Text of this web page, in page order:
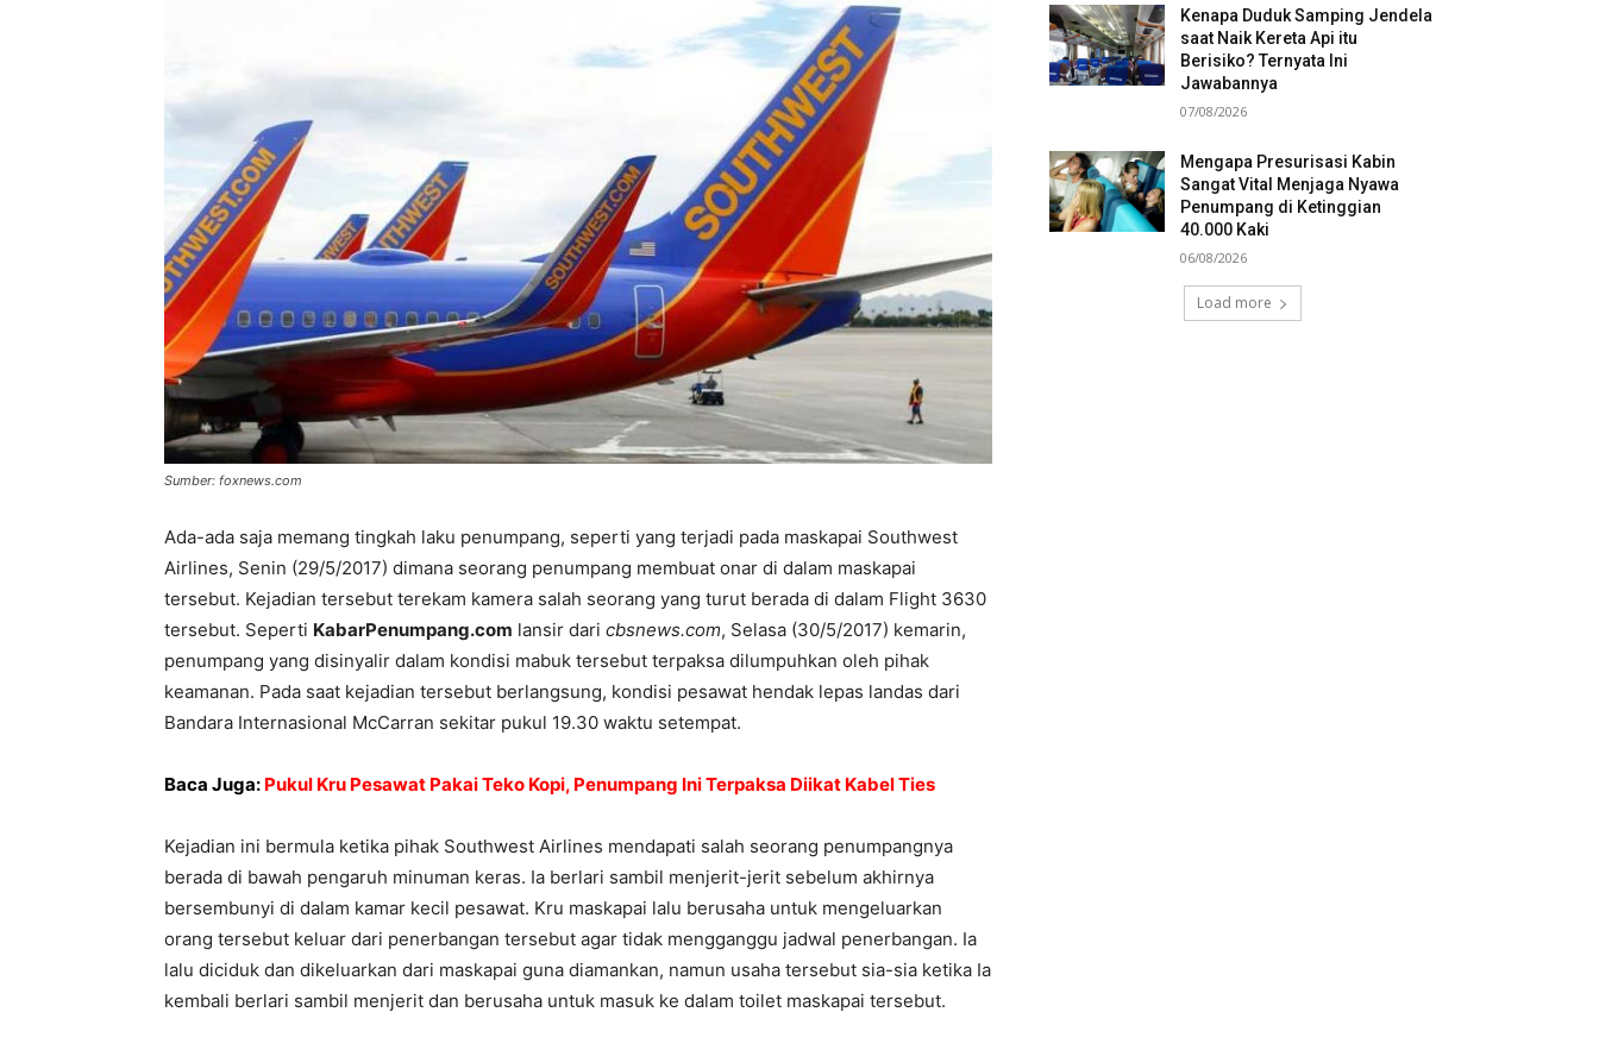
Sumber: foxnews.com
Ada-ada saja memang tingkah laku penumpang, seperti yang terjadi pada maskapai Southwest
Airlines, Senin (29/5/2017) dimana seorang penumpang membuat onar di dalam maskapai
tersebut. Kejadian tersebut terekam kamera salah seorang yang turut berada di dalam Flight 3630
tersebut. Seperti KabarPenumpang.com lansir dari cbsnews.com, Selasa (30/5/2017) kemarin,
penumpang yang disinyalir dalam kondisi mabuk tersebut terpaksa dilumpuhkan oleh pihak
keamanan. Pada saat kejadian tersebut berlangsung, kondisi pesawat hendak lepas landas dari
Bandara Internasional McCarran sekitar pukul 19.30 waktu setempat.
Baca Juga: Pukul Kru Pesawat Pakai Teko Kopi, Penumpang Ini Terpaksa Diikat Kabel Ties
Kejadian ini bermula ketika pihak Southwest Airlines mendapati salah seorang penumpangnya
berada di bawah pengaruh minuman keras. Ia berlari sambil menjerit-jerit sebelum akhirnya
bersembunyi di dalam kamar kecil pesawat. Kru maskapai lalu berusaha untuk mengeluarkan
orang tersebut keluar dari penerbangan tersebut agar tidak mengganggu jadwal penerbangan. Ia
lalu diciduk dan dikeluarkan dari maskapai guna diamankan, namun usaha tersebut sia-sia ketika Ia
kembali berlari sambil menjerit dan berusaha untuk masuk ke dalam toilet maskapai tersebut.
Kenapa Duduk Samping Jendela
saat Naik Kereta Api itu
Berisiko? Ternyata Ini
Jawabannya
07/08/2026
Mengapa Presurisasi Kabin
Sangat Vital Menjaga Nyawa
Penumpang di Ketinggian
40.000 Kaki
06/08/2026
Load more